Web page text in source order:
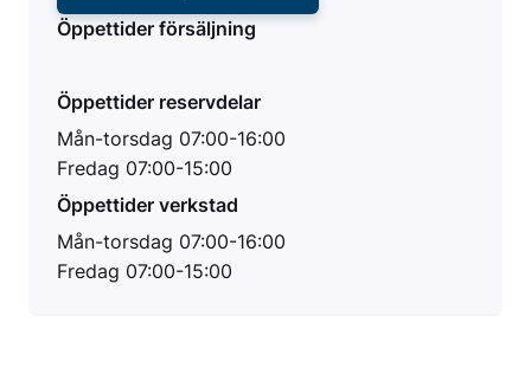
Öppettider försäljning
Öppettider reservdelar
Mån-torsdag 07:00-16:00
Fredag 07:00-15:00
Öppettider verkstad
Mån-torsdag 07:00-16:00
Fredag 07:00-15:00